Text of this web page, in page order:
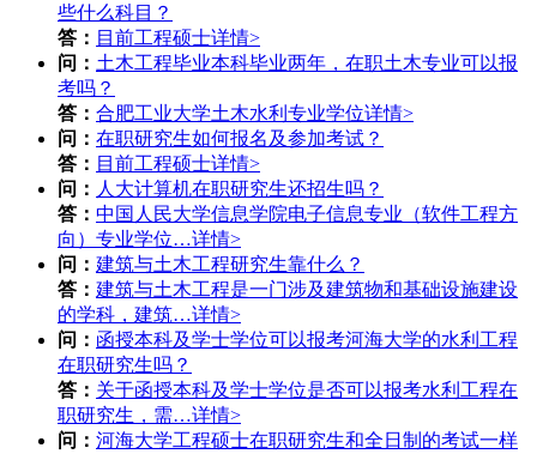
些什么科目？
答： 目前工程硕士详情>
问： 土木工程毕业本科毕业两年，在职土木专业可以报
考吗？
答： 合肥工业大学土木水利专业学位详情>
问： 在职研究生如何报名及参加考试？
答： 目前工程硕士详情>
问： 人大计算机在职研究生还招生吗？
答： 中国人民大学信息学院电子信息专业（软件工程方
向）专业学位…详情>
问： 建筑与土木工程研究生靠什么？
答： 建筑与土木工程是一门涉及建筑物和基础设施建设
的学科，建筑…详情>
问： 函授本科及学士学位可以报考河海大学的水利工程
在职研究生吗？
答： 关于函授本科及学士学位是否可以报考水利工程在
职研究生，需…详情>
问： 河海大学工程硕士在职研究生和全日制的考试一样